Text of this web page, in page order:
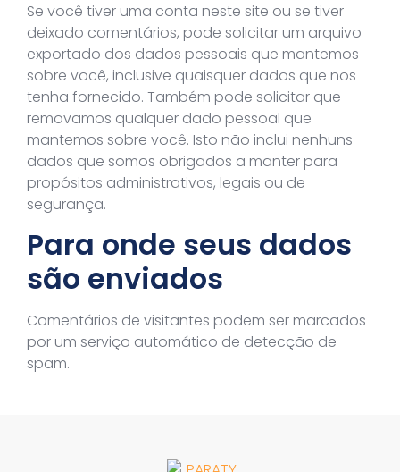
Se você tiver uma conta neste site ou se tiver
deixado comentários, pode solicitar um arquivo
exportado dos dados pessoais que mantemos
sobre você, inclusive quaisquer dados que nos
tenha fornecido. Também pode solicitar que
removamos qualquer dado pessoal que
mantemos sobre você. Isto não inclui nenhuns
dados que somos obrigados a manter para
propósitos administrativos, legais ou de
segurança.
Para onde seus dados
são enviados
Comentários de visitantes podem ser marcados
por um serviço automático de detecção de
spam.